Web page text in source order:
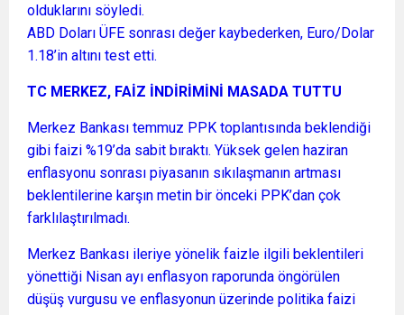
olduklarını söyledi.
ABD Doları ÜFE sonrası değer kaybederken, Euro/Dolar
1.18’in altını test etti.
TC MERKEZ, FAİZ İNDİRİMİNİ MASADA TUTTU
Merkez Bankası temmuz PPK toplantısında beklendiği
gibi faizi %19’da sabit bıraktı. Yüksek gelen haziran
enflasyonu sonrası piyasanın sıkılaşmanın artması
beklentilerine karşın metin bir önceki PPK’dan çok
farklılaştırılmadı.
Merkez Bankası ileriye yönelik faizle ilgili beklentileri
yönettiği Nisan ayı enflasyon raporunda öngörülen
düşüş vurgusu ve enflasyonun üzerinde politika faizi